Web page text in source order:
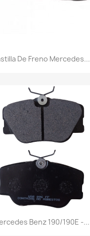
De Freno Mercedes...
Benz 190/190E -...